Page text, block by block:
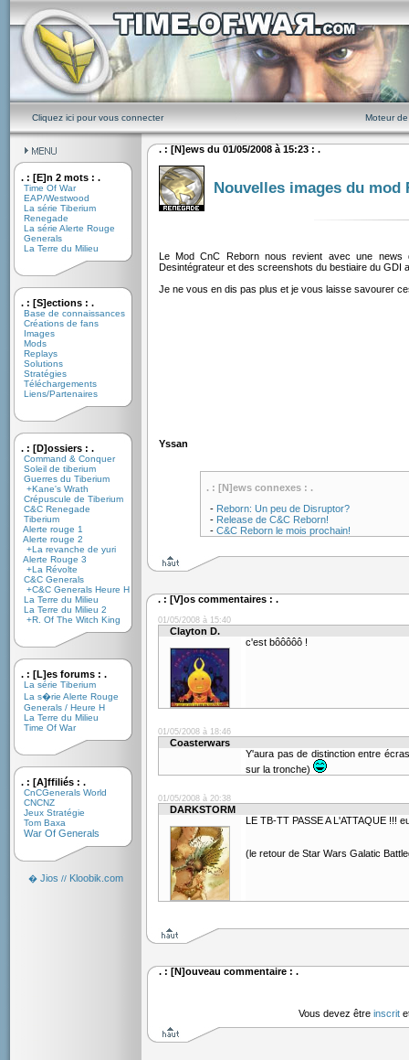
Cliquez ici pour vous connecter Moteur
. : [E]n 2 mots : .
Time Of War
EAP/Westwood
La série Tiberium
Renegade
La série Alerte Rouge
Generals
La Terre du Milieu
. : [S]ections : .
Base de connaissances
Créations de fans
Images
Mods
Replays
Solutions
Stratégies
Téléchargements
Liens/Partenaires
. : [D]ossiers : .
Command & Conquer
Soleil de tiberium
Guerres du Tiberium
+Kane's Wrath
Crépuscule de Tiberium
C&C Renegade
Tiberium
Alerte rouge 1
Alerte rouge 2
+La revanche de yuri
Alerte Rouge 3
+La Révolte
C&C Generals
+C&C Generals Heure H
La Terre du Milieu
La Terre du Milieu 2
+R. Of The Witch King
. : [L]es forums : .
La série Tiberium
La s�rie Alerte Rouge
Generals / Heure H
La Terre du Milieu
Time Of War
. : [A]ffiliés : .
CnCGenerals World
CNCNZ
Jeux Stratégie
Tom Baxa
War Of Generals
� Jios // Kloobik.com
. : [N]ews du 01/05/2008 à 15:23 : .
Nouvelles images du mod
Le Mod CnC Reborn nous revient avec une
Desintégrateur et des screenshots du bestiaire du GDI
Je ne vous en dis pas plus et je vous laisse savourer
Yssan
. : [N]ews connexes : .
- Reborn: Un peu de Disruptor?
- Release de C&C Reborn!
- C&C Reborn le mois prochain!
. : [V]os commentaires : .
01/05/2008 à 15:40
Clayton D.
c'est bôôôôô !
01/05/2008 à 18:46
Coasterwars
Y'aura pas de distinction entre
sur la tronche)
01/05/2008 à 20:38
DARKSTORM
LE TB-TT PASSE A L'ATTAQUE !!!
(le retour de Star Wars Galatic
. : [N]ouveau commentaire : .
Vous devez être inscrit